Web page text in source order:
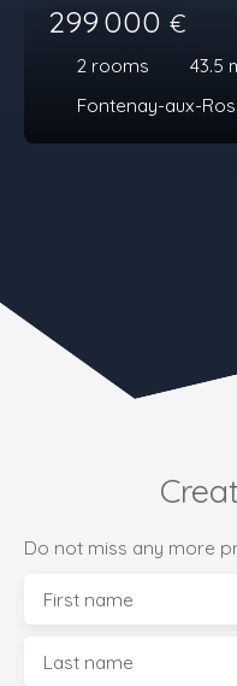
299 000 €
2 rooms 43.5
Fontenay-aux-
Do not miss any more
First name
Last name